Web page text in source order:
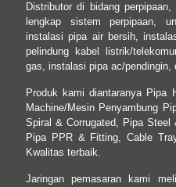
Distributor di bidang
lengkap sistem perpipaan,
instalasi pipa air bersih,
pelindung kabel listrik/
gas, instalasi pipa ac/pendingin,
Produk kami diantaranya Pipa
Machine/Mesin Penyambung
Spiral & Corrugated, Pipa
Pipa PPR & Fitting, Cable
Kwalitas terbaik.
Jaringan pemasaran kami